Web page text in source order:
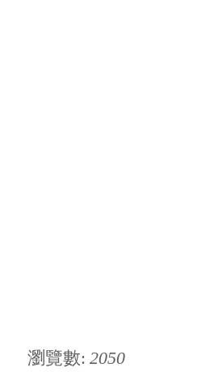
瀏覽數: 2050